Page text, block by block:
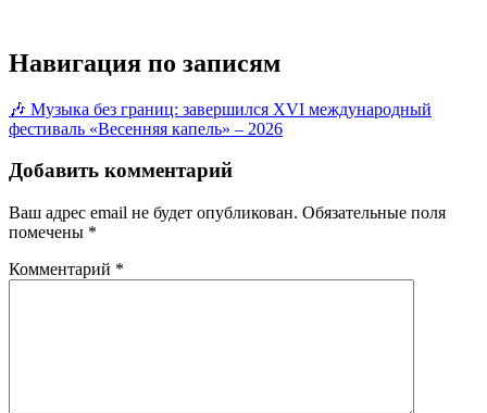
Навигация по записям
🎶 Музыка без границ: завершился XVI международный
фестиваль «Весенняя капель» – 2026
Добавить комментарий
Ваш адрес email не будет опубликован. Обязательные поля
помечены *
Комментарий *